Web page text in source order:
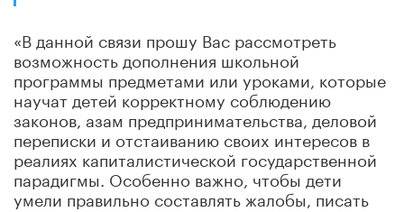
«В данной связи прошу Вас рассмотреть
возможность дополнения школьной
программы предметами или уроками, которые
научат детей корректному соблюдению
законов, азам предпринимательства, деловой
переписки и отстаиванию своих интересов в
реалиях капиталистической государственной
парадигмы. Особенно важно, чтобы дети
умели правильно составлять жалобы, писать